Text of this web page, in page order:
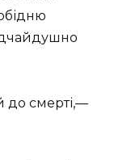
до смерті,—